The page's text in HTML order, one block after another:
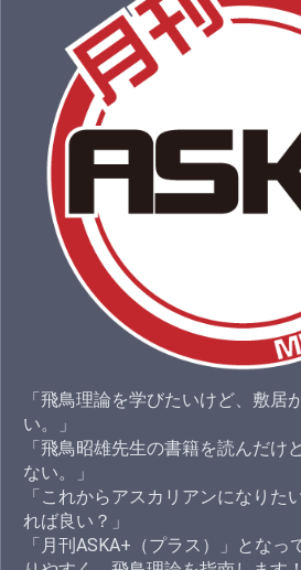
「飛鳥理論を学びたいけど、敷居
い。」
「飛鳥昭雄先生の書籍を読んだけ
ない。」
「これからアスカリアンになりた
れば良い？」
「月刊ASKA+（プラス）」とな